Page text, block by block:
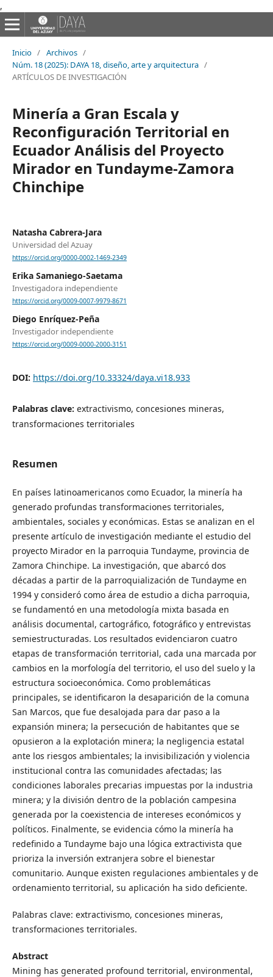
,
Inicio / Archivos /
Núm. 18 (2025): DAYA 18, diseño, arte y arquitectura /
ARTÍCULOS DE INVESTIGACIÓN
Minería a Gran Escala y
Reconfiguración Territorial en
Ecuador Análisis del Proyecto
Mirador en Tundayme-Zamora
Chinchipe
Natasha Cabrera-Jara
Universidad del Azuay
https://orcid.org/0000-0002-1469-2349
Erika Samaniego-Saetama
Investigadora independiente
https://orcid.org/0009-0007-9979-8671
Diego Enríquez-Peña
Investigador independiente
https://orcid.org/0009-0000-2000-3151
DOI: https://doi.org/10.33324/daya.vi18.933
Palabras clave: extractivismo, concesiones mineras,
transformaciones territoriales
Resumen
En países latinoamericanos como Ecuador, la minería ha
generado profundas transformaciones territoriales,
ambientales, sociales y económicas. Estas se analizan en el
presente artículo de investigación mediante el estudio del
proyecto Mirador en la parroquia Tundayme, provincia de
Zamora Chinchipe. La investigación, que abarcó dos
décadas a partir de la parroquialización de Tundayme en
1994 y consideró como área de estudio a dicha parroquia,
se fundamentó en una metodología mixta basada en
análisis documental, cartográfico, fotográfico y entrevistas
semiestructuradas. Los resultados evidenciaron cuatro
etapas de transformación territorial, cada una marcada por
cambios en la morfología del territorio, el uso del suelo y la
estructura socioeconómica. Como problemáticas
principales, se identificaron la desaparición de la comuna
San Marcos, que fue desalojada para dar paso a la
expansión minera; la persecución de habitantes que se
opusieron a la explotación minera; la negligencia estatal
ante los riesgos ambientales; la invisibilización y violencia
institucional contra las comunidades afectadas; las
condiciones laborales precarias impuestas por la industria
minera; y la división dentro de la población campesina
generada por la coexistencia de intereses económicos y
políticos. Finalmente, se evidencia cómo la minería ha
redefinido a Tundayme bajo una lógica extractivista que
prioriza la inversión extranjera sobre el bienestar
comunitario. Aunque existen regulaciones ambientales y de
ordenamiento territorial, su aplicación ha sido deficiente.
Palabras clave: extractivismo, concesiones mineras,
transformaciones territoriales.
Abstract
Mining has generated profound territorial, environmental,